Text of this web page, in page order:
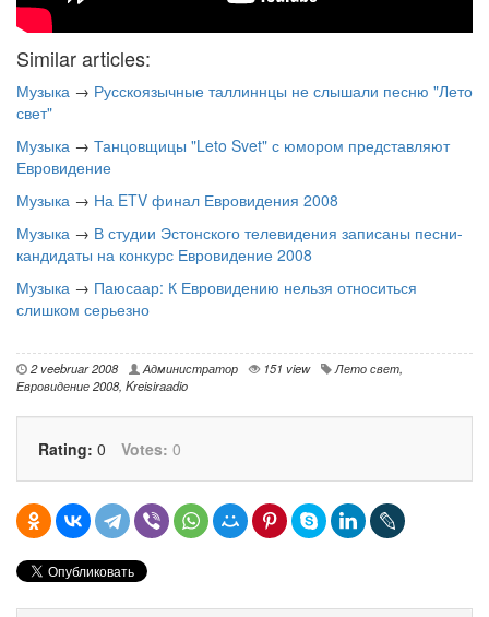
Similar articles:
Музыка → Русскоязычные таллиннцы не слышали песню "Лето
свет"
Музыка → Танцовщицы "Leto Svet" с юмором представляют
Евровидение
Музыка → На ETV финал Евровидения 2008
Музыка → В студии Эстонского телевидения записаны песни-
кандидаты на конкурс Евровидение 2008
Музыка → Паюсаар: К Евровидению нельзя относиться
слишком серьезно
2 veebruar 2008 Администратор 151 view Лето свет,
Евровидение 2008, Kreisiraadio
Rating: 0 Votes: 0